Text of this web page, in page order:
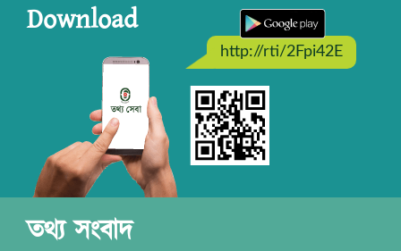
Download
http://rti/2Fpi42E
তথ্য সংবাদ